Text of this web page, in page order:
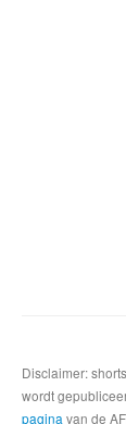
Disclaimer:
wordt
pagina van de